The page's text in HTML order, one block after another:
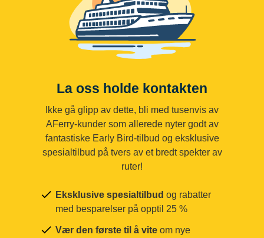
La oss holde kontakten
Ikke gå glipp av dette, bli med tusenvis av
AFerry-kunder som allerede nyter godt av
fantastiske Early Bird-tilbud og eksklusive
spesialtilbud på tvers av et bredt spekter av
ruter!
Eksklusive spesialtilbud og rabatter
med besparelser på opptil 25 %
Vær den første til å vite om nye